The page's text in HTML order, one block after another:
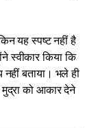
यह स्पष्ट नहीं है
स्वीकार किया कि
बताया। भले ही
मुद्रा को आकार देने